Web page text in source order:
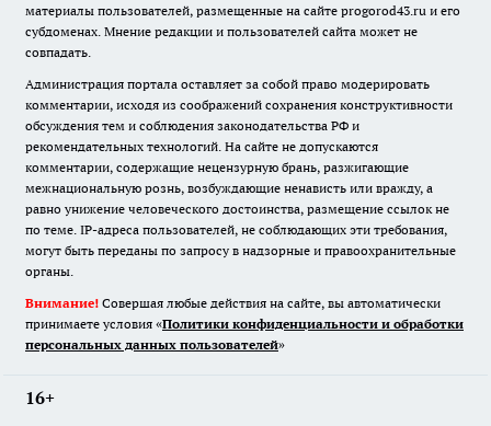
материалы пользователей, размещенные на сайте progorod43.ru и его
субдоменах. Мнение редакции и пользователей сайта может не
совпадать.
Администрация портала оставляет за собой право модерировать
комментарии, исходя из соображений сохранения конструктивности
обсуждения тем и соблюдения законодательства РФ и
рекомендательных технологий. На сайте не допускаются
комментарии, содержащие нецензурную брань, разжигающие
межнациональную рознь, возбуждающие ненависть или вражду, а
равно унижение человеческого достоинства, размещение ссылок не
по теме. IP-адреса пользователей, не соблюдающих эти требования,
могут быть переданы по запросу в надзорные и правоохранительные
органы.
Внимание! Совершая любые действия на сайте, вы автоматически
принимаете условия «Политики конфиденциальности и обработки
персональных данных пользователей»
16+